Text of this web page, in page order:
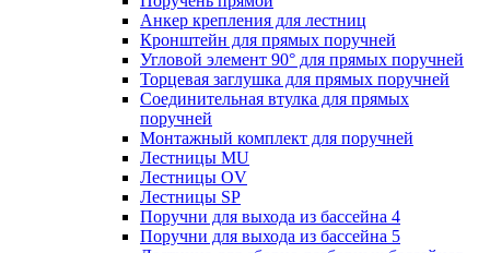
Анкер крепления для лестниц
Кронштейн для прямых поручней
Угловой элемент 90° для прямых поручней
Торцевая заглушка для прямых поручней
Соединительная втулка для прямых
поручней
Монтажный комплект для поручней
Лестницы MU
Лестницы OV
Лестницы SP
Поручни для выхода из бассейна 4
Поручни для выхода из бассейна 5